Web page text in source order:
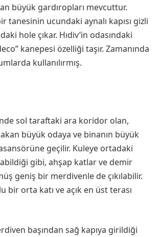
büyük gardıropları mevcuttur.
tanesinin ucundaki aynalı kapısı gizli
hole çıkar. Hıdiv’in odasındaki
kanepesi özelliği taşır. Zamanında
kullanılırmış.
sol taraftaki ara koridor olan,
büyük odaya ve binanın büyük
geçilir. Kuleye ortadaki
gibi, ahşap katlar ve demir
geniş bir merdivenle de çıkılabilir.
bir orta katı ve açık en üst terası
başından sağ kapıya girildiği